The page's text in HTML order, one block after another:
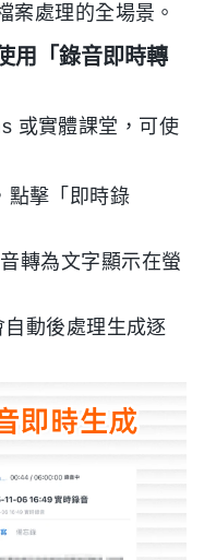
案處理的全場景。
用「錄音即時轉
或實體課堂，可使
點擊「即時錄
轉為文字顯示在螢
動後處理生成逐